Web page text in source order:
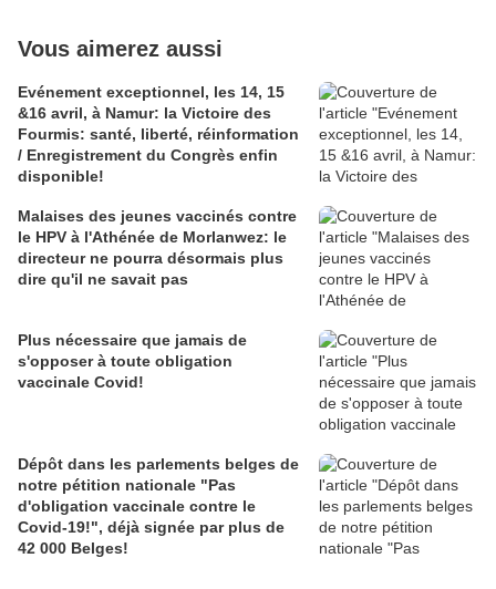
Vous aimerez aussi
Evénement exceptionnel, les 14, 15
&16 avril, à Namur: la Victoire des
Fourmis: santé, liberté, réinformation
/ Enregistrement du Congrès enfin
disponible!
Malaises des jeunes vaccinés contre
le HPV à l'Athénée de Morlanwez: le
directeur ne pourra désormais plus
dire qu'il ne savait pas
Plus nécessaire que jamais de
s'opposer à toute obligation
vaccinale Covid!
Dépôt dans les parlements belges de
notre pétition nationale "Pas
d'obligation vaccinale contre le
Covid-19!", déjà signée par plus de
42 000 Belges!